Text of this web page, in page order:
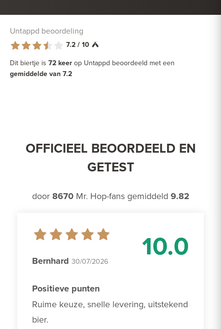
Untappd beoordeling
7.2 / 10
Dit biertje is 72 keer op Untappd beoordeeld met een
gemiddelde van 7.2
OFFICIEEL BEOORDEELD EN
GETEST
door 8670Mr. Hop-fans gemiddeld 9.82
10.0
Bernhard 30/07/2026
Positieve punten
Ruime keuze, snelle levering, uitstekend
bier.